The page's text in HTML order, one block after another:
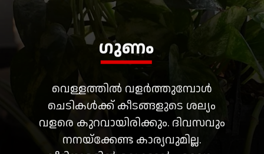
വെള്ളത്തിൽ വളർത്തുമ്പോൾ
ചെടികൾക്ക് കീടങ്ങളുടെ ശല്യം
വളരെ കുറവായിരിക്കും. ദിവസവും
നനയ്ക്കേണ്ട കാര്യവുമില്ല.
ഗുണം